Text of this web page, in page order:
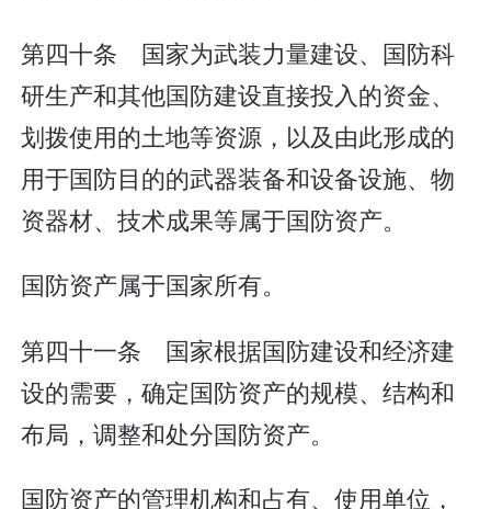
第四十条 国家为武装力量建设、国防科
研生产和其他国防建设直接投入的资金、
划拨使用的土地等资源，以及由此形成的
用于国防目的的武器装备和设备设施、物
资器材、技术成果等属于国防资产。
国防资产属于国家所有。
第四十一条 国家根据国防建设和经济建
设的需要，确定国防资产的规模、结构和
布局，调整和处分国防资产。
国防资产的管理机构和占有、使用单位，